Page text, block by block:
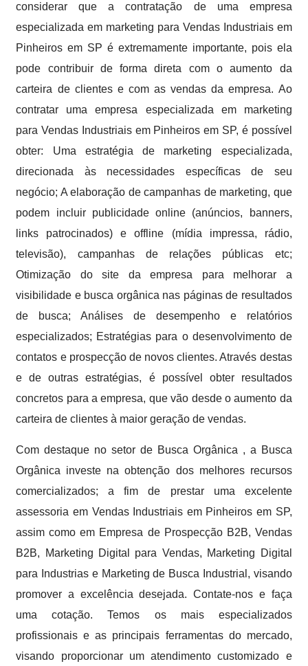
considerar que a contratação de uma empresa
especializada em marketing para Vendas Industriais em
Pinheiros em SP é extremamente importante, pois ela
pode contribuir de forma direta com o aumento da
carteira de clientes e com as vendas da empresa. Ao
contratar uma empresa especializada em marketing
para Vendas Industriais em Pinheiros em SP, é possível
obter: Uma estratégia de marketing especializada,
direcionada às necessidades específicas de seu
negócio; A elaboração de campanhas de marketing, que
podem incluir publicidade online (anúncios, banners,
links patrocinados) e offline (mídia impressa, rádio,
televisão), campanhas de relações públicas etc;
Otimização do site da empresa para melhorar a
visibilidade e busca orgânica nas páginas de resultados
de busca; Análises de desempenho e relatórios
especializados; Estratégias para o desenvolvimento de
contatos e prospecção de novos clientes. Através destas
e de outras estratégias, é possível obter resultados
concretos para a empresa, que vão desde o aumento da
carteira de clientes à maior geração de vendas.
Com destaque no setor de Busca Orgânica , a Busca
Orgânica investe na obtenção dos melhores recursos
comercializados; a fim de prestar uma excelente
assessoria em Vendas Industriais em Pinheiros em SP,
assim como em Empresa de Prospecção B2B, Vendas
B2B, Marketing Digital para Vendas, Marketing Digital
para Industrias e Marketing de Busca Industrial, visando
promover a excelência desejada. Contate-nos e faça
uma cotação. Temos os mais especializados
profissionais e as principais ferramentas do mercado,
visando proporcionar um atendimento customizado e